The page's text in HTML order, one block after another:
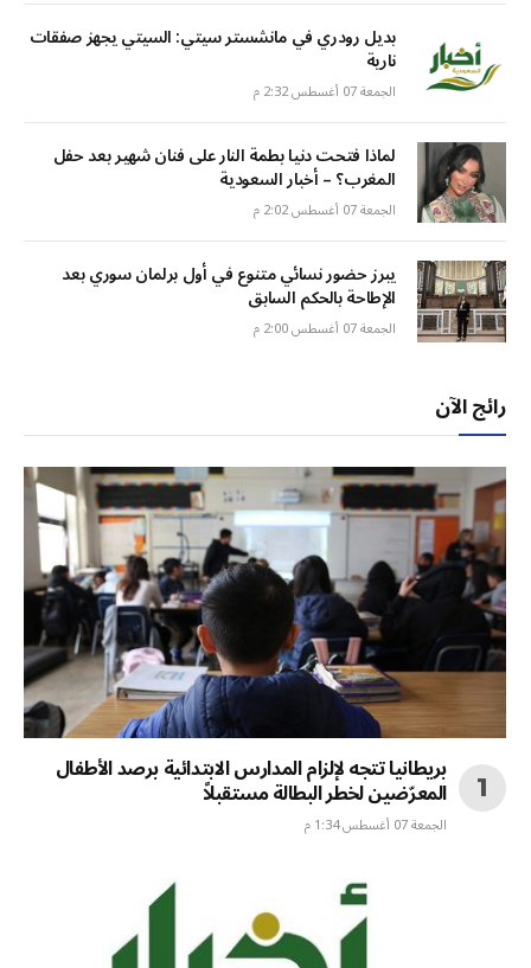
بديل رودري في مانشستر سيتي: السيتي يجهز صفقات
نارية
الجمعة 07 أغسطس 2:32 م
لماذا فتحت دنيا بطمة النار على فنان شهير بعد حفل
المغرب؟ – أخبار السعودية
الجمعة 07 أغسطس 2:02 م
يبرز حضور نسائي متنوع في أول برلمان سوري بعد
الإطاحة بالحكم السابق
الجمعة 07 أغسطس 2:00 م
رائج الآن
بريطانيا تتجه لإلزام المدارس الابتدائية برصد الأطفال
المعرّضين لخطر البطالة مستقبلاً
الجمعة 07 أغسطس 1:34 م